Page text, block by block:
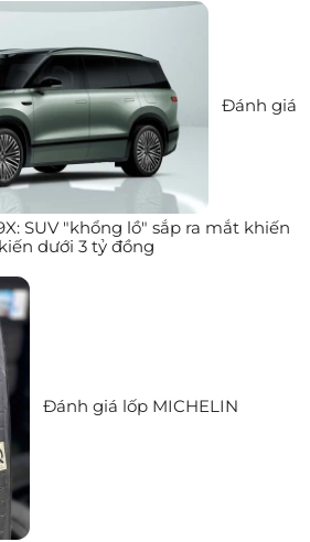
Đánh giá
SUV "khổng lồ" sắp ra mắt khiến
dưới 3 tỷ đồng
Đánh giá lốp MICHELIN